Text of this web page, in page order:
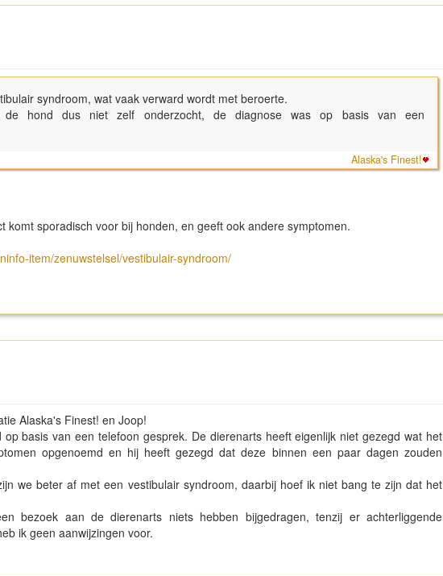
syndroom, wat vaak verward wordt met beroerte.
de hond dus niet zelf onderzocht, de diagnose was op basis van een
Alaska's Finest!
komt sporadisch voor bij honden, en geeft ook andere symptomen.
item/zenuwstelsel/vestibulair-syndroom/
Alaska's Finest! en Joop!
op basis van een telefoon gesprek. De dierenarts heeft eigenlijk niet gezegd wat het
opgenoemd en hij heeft gezegd dat deze binnen een paar dagen zouden
we beter af met een vestibulair syndroom, daarbij hoef ik niet bang te zijn dat het
bezoek aan de dierenarts niets hebben bijgedragen, tenzij er achterliggende
ik geen aanwijzingen voor.